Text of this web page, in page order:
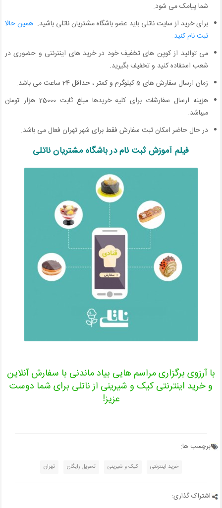
شما پیامک می شود.
برای خرید از سایت ناتلی باید عضو باشگاه مشتریان ناتلی باشید. همین حالا
ثبت نام کنید.
می توانید از کوپن های تخفیف خود در خرید های اینترنتی و حضوری در
شعب استفاده کنید و تخفیف بگیرید.
زمان ارسال سفارش های 5 کیلوگرم و کمتر ، حداقل 24 ساعت می باشد.
هزینه ارسال سفارشات برای کلیه خریدها مبلغ ثابت 25000 هزار تومان
میباشد.
در حال حاضر امکان ثبت سفارش فقط برای شهر تهران فعال می باشد.
فیلم آموزش ثبت نام در باشگاه مشتریان ناتلی
با آرزوی برگزاری مراسم هایی بیاد ماندنی با سفارش آنلاین
و خرید اینترنتی کیک و شیرینی از ناتلی برای شما دوست
عزیز!
برچسب ها:
خرید اینترنتی کیک و شیرینی تحویل رایگان تهران
اشتراک گذاری: